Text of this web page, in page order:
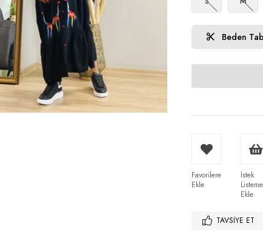
Beden
Favorilere
Ekle
İstek
Listeme
Ekle
TAVSIYE ET